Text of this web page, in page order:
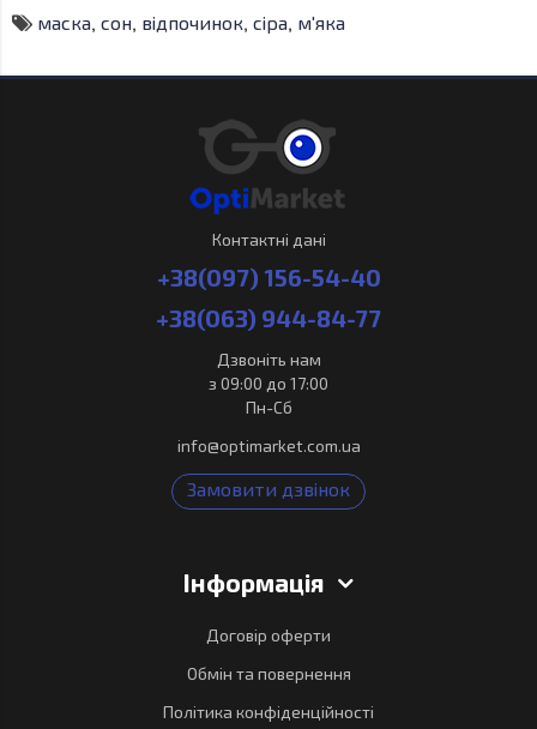
маска, сон, відпочинок, сіра, м'яка
Контактні дані
+38(097) 156-54-40
+38(063) 944-84-77
Дзвоніть нам
з 09:00 до 17:00
Пн-Сб
info@optimarket.com.ua
Замовити дзвінок
Інформація
Договір оферти
Обмін та повернення
Політика конфіденційності